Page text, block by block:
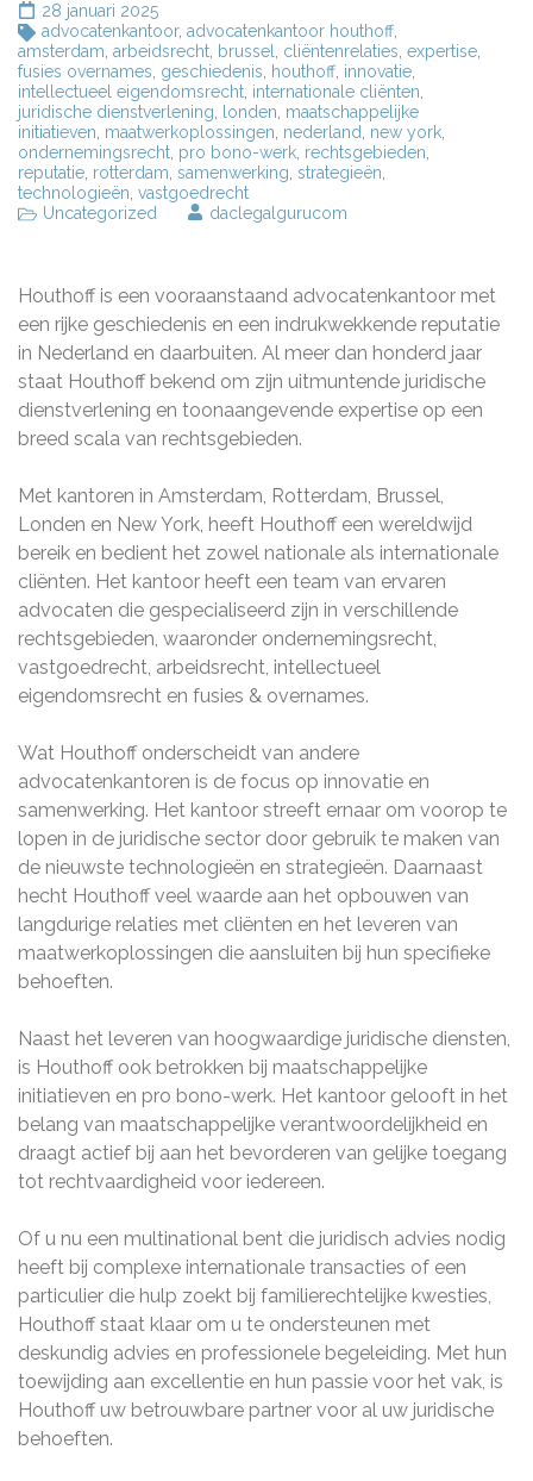
28 januari 2025
advocatenkantoor, advocatenkantoor houthoff
amsterdam arbeidsrecht brussel cliëntenrelaties expertise
fusies overnames geschiedenis houthoff innovatie
intellectueel eigendomsrecht internationale cliënten
juridische dienstverlening
londen maatschappelijke
initiatieven maatwerkoplossingen nederland new york
ondernemingsrecht pro bono-werk rechtsgebieden
reputatie rotterdam samenwerking strategieën
technologieën vastgoedrecht
Uncategorized
daclegalgurucom
Houthoff is een vooraanstaand advocatenkantoor met
een rijke geschiedenis en een indrukwekkende reputatie
in Nederland en daarbuiten. Al meer dan honderd jaar
staat Houthoff bekend om zijn uitmuntende juridische
dienstverlening en toonaangevende expertise op een
breed scala van rechtsgebieden.
Met kantoren in Amsterdam, Rotterdam, Brussel,
Londen en New York, heeft Houthoff een wereldwijd
bereik en bedient het zowel nationale als internationale
cliënten. Het kantoor heeft een team van ervaren
advocaten die gespecialiseerd zijn in verschillende
rechtsgebieden, waaronder ondernemingsrecht,
vastgoedrecht, arbeidsrecht, intellectueel
eigendomsrecht en fusies & overnames.
Wat Houthoff onderscheidt van andere
advocatenkantoren is de focus op innovatie en
samenwerking. Het kantoor streeft ernaar om voorop te
lopen in de juridische sector door gebruik te maken van
de nieuwste technologieën en strategieën. Daarnaast
hecht Houthoff veel waarde aan het opbouwen van
langdurige relaties met cliënten en het leveren van
maatwerkoplossingen die aansluiten bij hun specifieke
behoeften.
Naast het leveren van hoogwaardige juridische diensten,
is Houthoff ook betrokken bij maatschappelijke
initiatieven en pro bono-werk. Het kantoor gelooft in het
belang van maatschappelijke verantwoordelijkheid en
draagt actief bij aan het bevorderen van gelijke toegang
tot rechtvaardigheid voor iedereen.
Of u nu een multinational bent die juridisch advies nodig
heeft bij complexe internationale transacties of een
particulier die hulp zoekt bij familierechtelijke kwesties,
Houthoff staat klaar om u te ondersteunen met
deskundig advies en professionele begeleiding. Met hun
toewijding aan excellentie en hun passie voor het vak, is
Houthoff uw betrouwbare partner voor al uw juridische
behoeften.